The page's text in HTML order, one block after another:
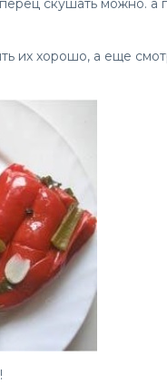
скушать можно. а
их хорошо, а еще